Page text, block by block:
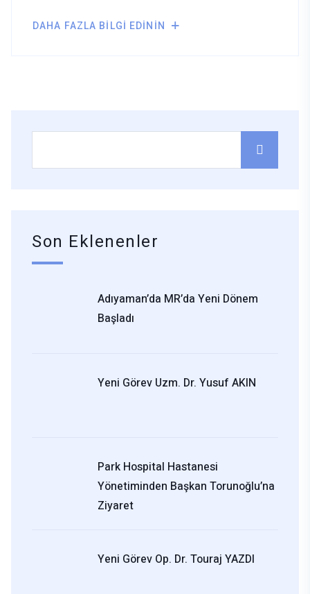
DAHA FAZLA BILGI EDININ
Son Eklenenler
Adıyaman’da MR’da Yeni Dönem
Başladı
Yeni Görev Uzm. Dr. Yusuf AKIN
Park Hospital Hastanesi
Yönetiminden Başkan Torunoğlu’na
Ziyaret
Yeni Görev Op. Dr. Touraj YAZDI